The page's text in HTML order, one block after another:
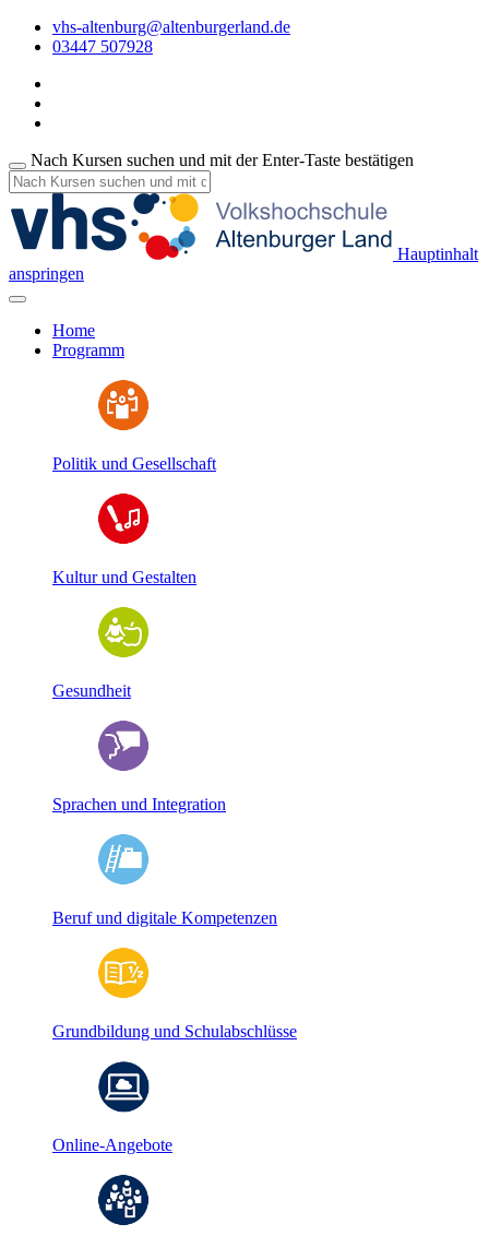
vhs-altenburg@altenburgerland.de
03447 507928
Nach Kursen suchen und mit der Enter-Taste bestätigen
Hauptinhalt
anspringen
Home
Programm
Politik und Gesellschaft
Kultur und Gestalten
Gesundheit
Sprachen und Integration
Beruf und digitale Kompetenzen
Grundbildung und Schulabschlüsse
Online-Angebote